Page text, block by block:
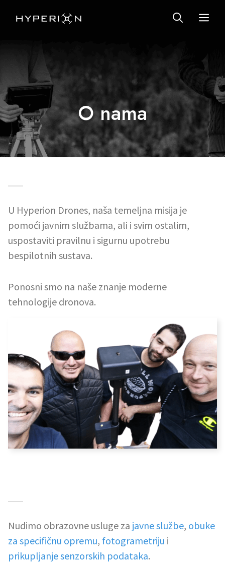
O nama
U Hyperion Drones, naša temeljna misija je
pomoći javnim službama, ali i svim ostalim,
uspostaviti pravilnu i sigurnu upotrebu
bespilotnih sustava.
Ponosni smo na naše znanje moderne
tehnologije dronova.
Nudimo obrazovne usluge za javne službe, obuke
za specifičnu opremu, fotogrametriju i
prikupljanje senzorskih podataka.